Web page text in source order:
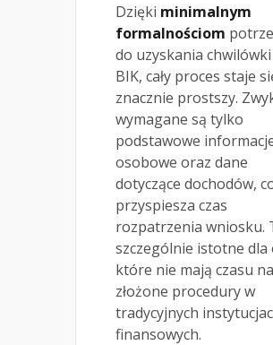
Dzięki minimalnym
formalnościom
do uzyskania
BIK, cały proces staje
znacznie prostszy.
wymagane są tylko
podstawowe
osobowe oraz dane
dotyczące dochodów,
przyspiesza czas
rozpatrzenia wniosku.
szczególnie istotne dla
które nie mają czasu na
złożone procedury w
tradycyjnych
finansowych.